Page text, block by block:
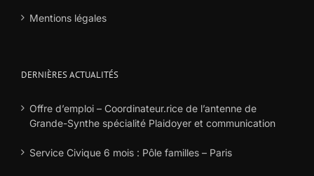
Mentions légales
DERNIÈRES ACTUALITÉS
Offre d’emploi – Coordinateur.rice de l’antenne de
Grande-Synthe spécialité Plaidoyer et communication
Service Civique 6 mois : Pôle familles – Paris